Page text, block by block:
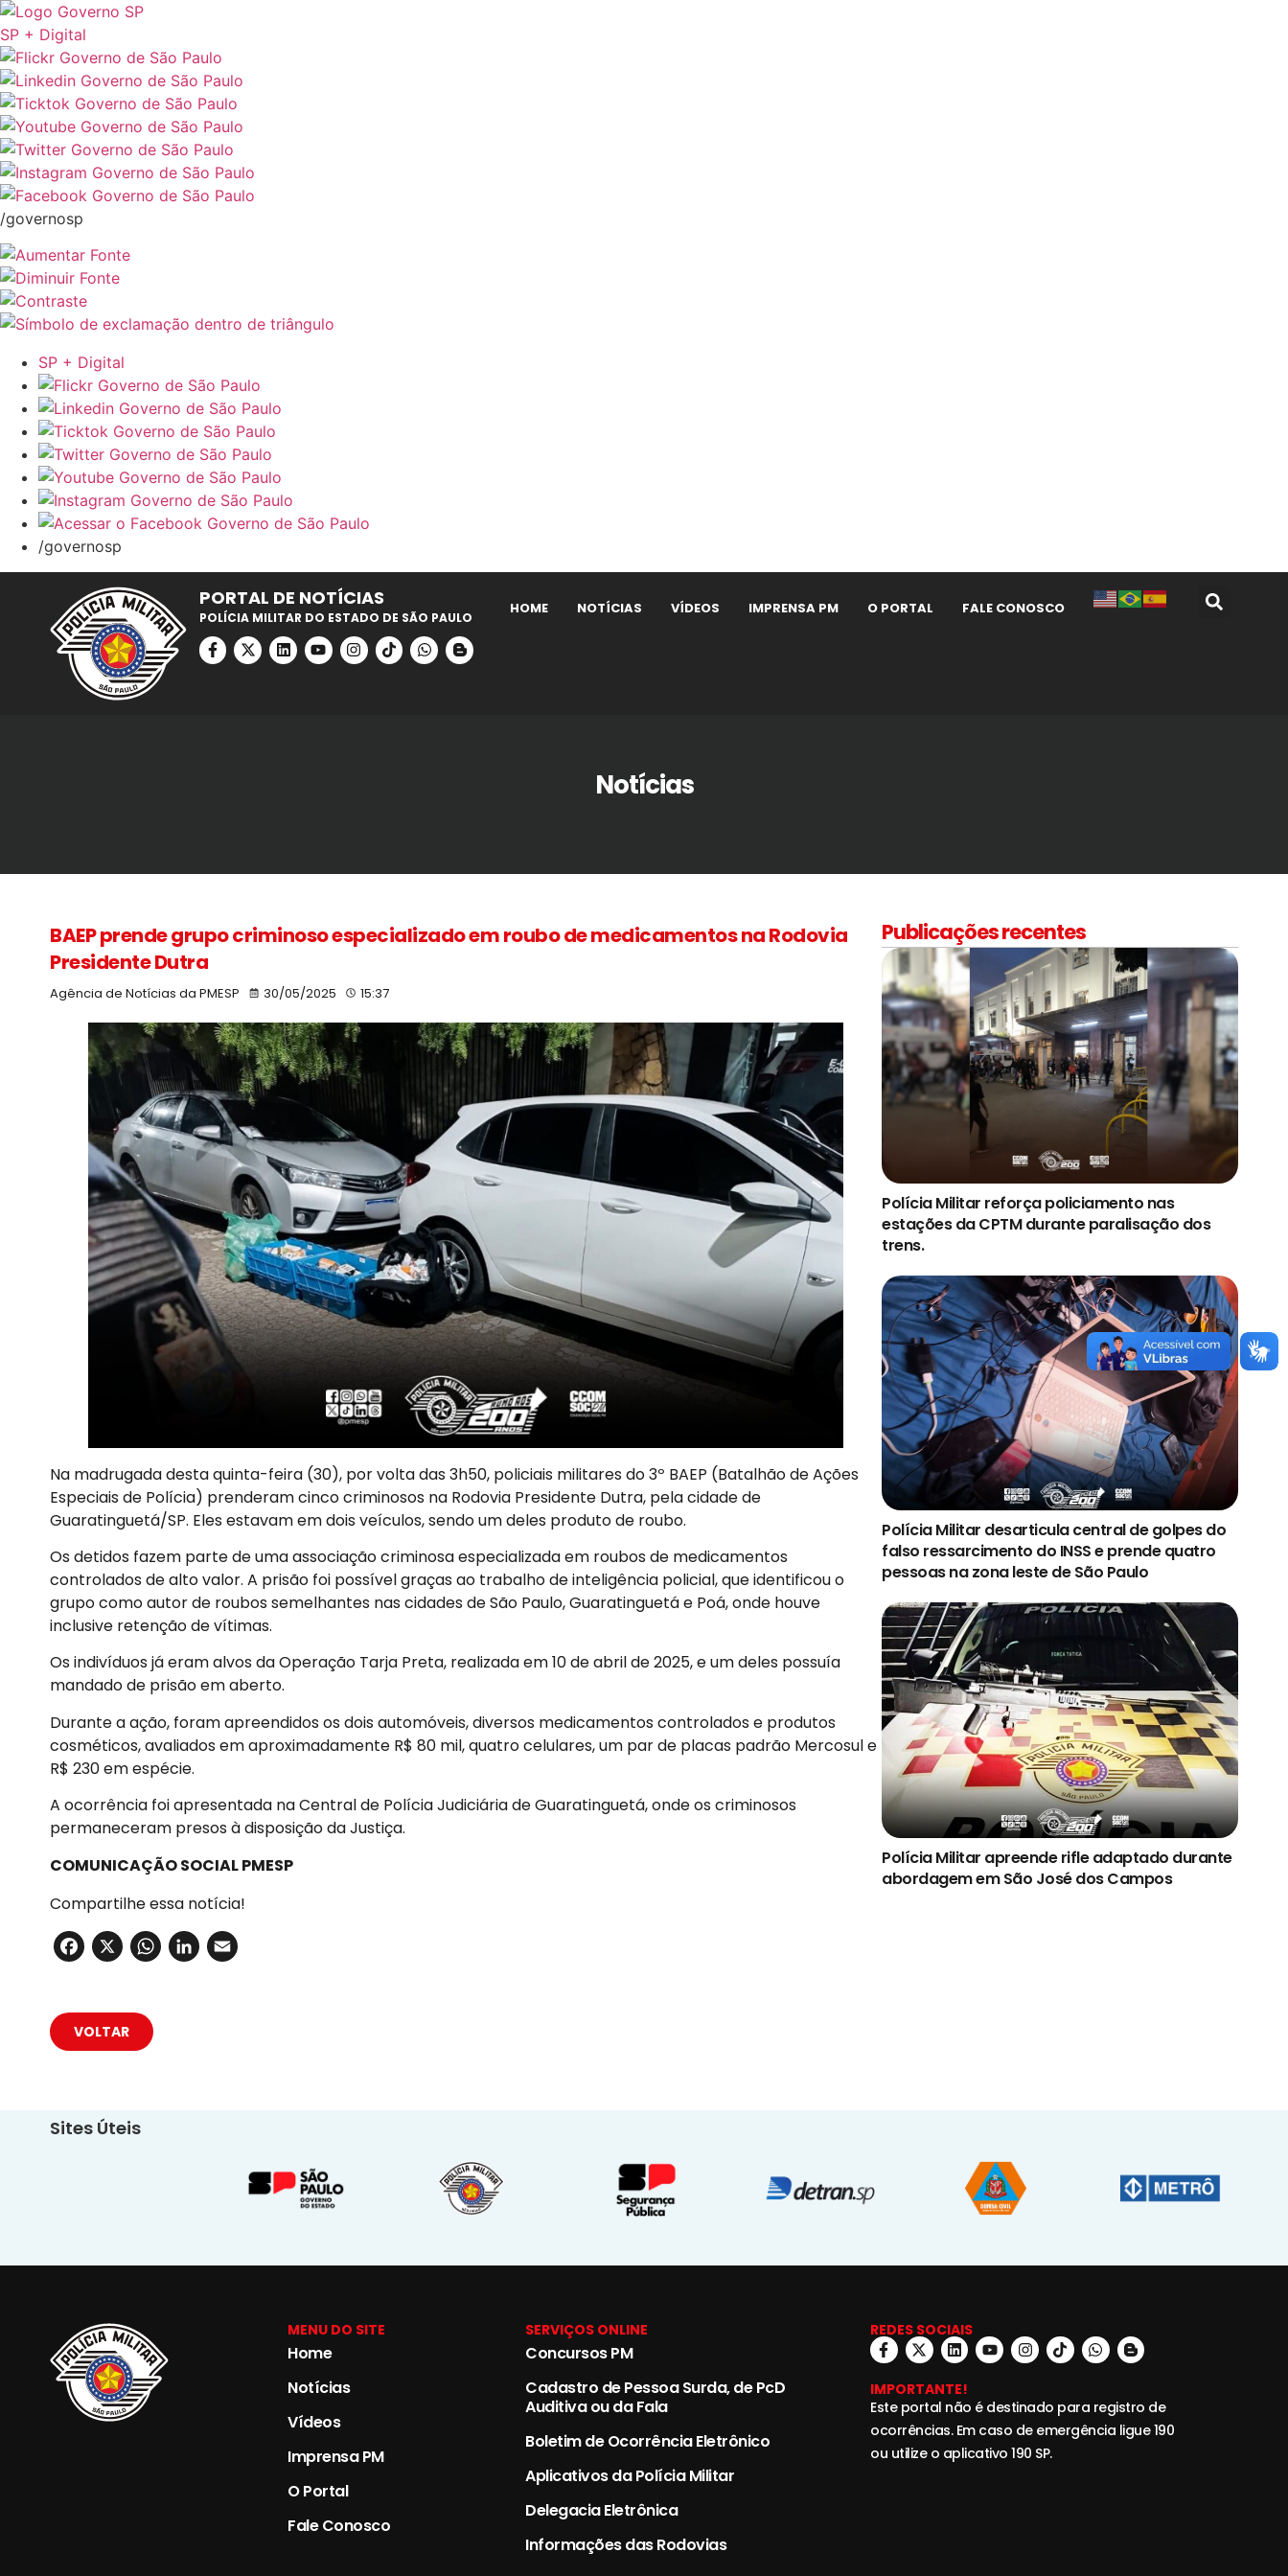
SP + Digital
/governosp
SP + Digital
/governosp
PORTAL DE NOTÍCIAS
POLÍCIA MILITAR DO ESTADO DE SÃO PAULO
HOME NOTÍCIAS VÍDEOS IMPRENSA PM O PORTAL FALE CONOSCO
Notícias
BAEP prende grupo criminoso especializado em roubo de medicamentos na Rodovia
Presidente Dutra
Agência de Notícias da PMESP 30/05/2025 15:37
Na madrugada desta quinta-feira (30), por volta das 3h50, policiais militares do 3º BAEP (Batalhão de Ações
Especiais de Polícia) prenderam cinco criminosos na Rodovia Presidente Dutra, pela cidade de
Guaratinguetá/SP. Eles estavam em dois veículos, sendo um deles produto de roubo.
Os detidos fazem parte de uma associação criminosa especializada em roubos de medicamentos
controlados de alto valor. A prisão foi possível graças ao trabalho de inteligência policial, que identificou o
grupo como autor de roubos semelhantes nas cidades de São Paulo, Guaratinguetá e Poá, onde houve
inclusive retenção de vítimas.
Os indivíduos já eram alvos da Operação Tarja Preta, realizada em 10 de abril de 2025, e um deles possuía
mandado de prisão em aberto.
Durante a ação, foram apreendidos os dois automóveis, diversos medicamentos controlados e produtos
cosméticos, avaliados em aproximadamente R$ 80 mil, quatro celulares, um par de placas padrão Mercosul e
R$ 230 em espécie.
A ocorrência foi apresentada na Central de Polícia Judiciária de Guaratinguetá, onde os criminosos
permaneceram presos à disposição da Justiça.
COMUNICAÇÃO SOCIAL PMESP
Compartilhe essa notícia!
Facebook
X WhatsApp
LinkedIn
Publicações recentes
Polícia Militar reforça policiamento nas
estações da CPTM durante paralisação dos
trens.
Polícia Militar desarticula central de golpes do
falso ressarcimento do INSS e prende quatro
pessoas na zona leste de São Paulo
Polícia Militar apreende rifle adaptado durante
abordagem em São José dos Campos
VOLTAR
Sites Úteis
MENU DO SITE
Home
Notícias
Vídeos
Imprensa PM
O Portal
Fale Conosco
SERVIÇOS ONLINE
Concursos PM
Cadastro de Pessoa Surda, de PcD
Auditiva ou da Fala
Boletim de Ocorrência Eletrônico
Aplicativos da Polícia Militar
Delegacia Eletrônica
Informações das Rodovias
REDES SOCIAIS
IMPORTANTE!
Este portal não é destinado para registro de
ocorrências. Em caso de emergência ligue 190
ou utilize o aplicativo 190 SP.